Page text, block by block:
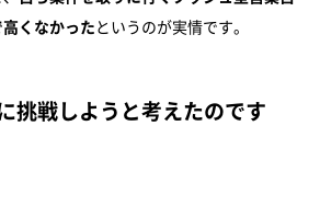
くなかった というのが実情です。
挑戦しようと考えたのです